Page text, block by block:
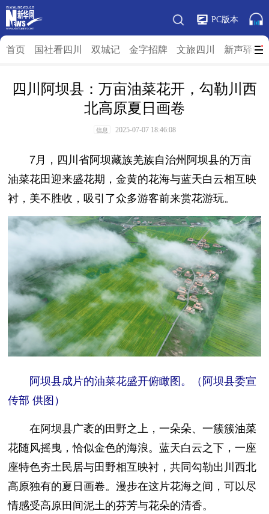
PC版本
首页 国社看四川 双城记 金字招牌 文旅四川 新声驿站
四川阿坝县：万亩油菜花开，勾勒川西
北高原夏日画卷
信息 2025-07-07 18:46:08
7月，四川省阿坝藏族羌族自治州阿坝县的万亩
油菜花田迎来盛花期，金黄的花海与蓝天白云相互映
衬，美不胜收，吸引了众多游客前来赏花游玩。
阿坝县成片的油菜花盛开俯瞰图。（阿坝县委宣
传部 供图）
在阿坝县广袤的田野之上，一朵朵、一簇簇油菜
花随风摇曳，恰似金色的海浪。蓝天白云之下，一座
座特色夯土民居与田野相互映衬，共同勾勒出川西北
高原独有的夏日画卷。漫步在这片花海之间，可以尽
情感受高原田间泥土的芬芳与花朵的清香。